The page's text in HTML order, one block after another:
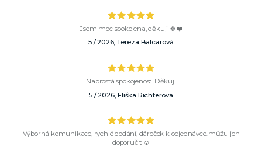
Jsem moc spokojena, děkuji 🍀❤️
5 / 2026, Tereza Balcarová
Naprostá spokojenost. Děkuji
5 / 2026, Eliška Richterová
Výborná komunikace, rychlé dodání, dáreček k objednávce..můžu jen
doporučit ☺️